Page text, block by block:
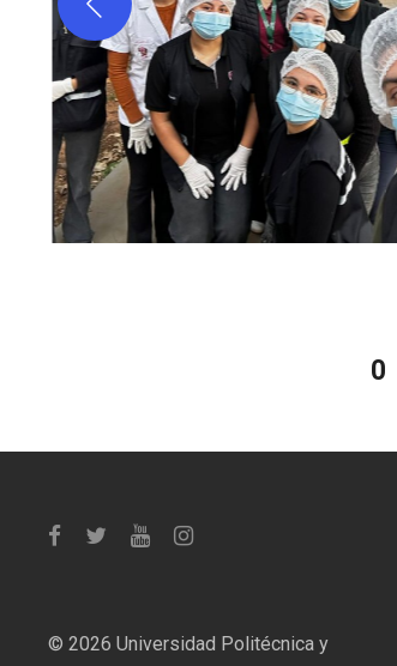
0
© 2026 Universidad Politécnica y